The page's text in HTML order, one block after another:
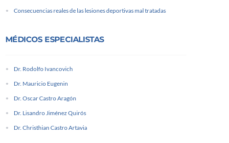
Consecuencias reales de las lesiones deportivas mal tratadas
MÉDICOS ESPECIALISTAS
Dr. Rodolfo Ivancovich
Dr. Mauricio Eugenin
Dr. Oscar Castro Aragón
Dr. Lisandro Jiménez Quirós
Dr. Christhian Castro Artavia